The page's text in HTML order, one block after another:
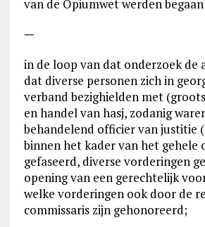
van de Opiumwet werden
—
in de loop van dat onderzoek de
dat diverse personen zich in
verband bezighielden met
en handel van hasj, zodanig
behandelend officier van justitie
binnen het kader van het gehele
gefaseerd, diverse vorderingen
opening van een gerechtelijk
welke vorderingen ook door de
commissaris zijn gehonoreerd;